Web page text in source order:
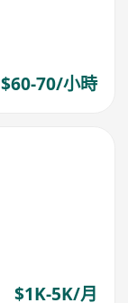
$60-70/小時
$1K-5K/月